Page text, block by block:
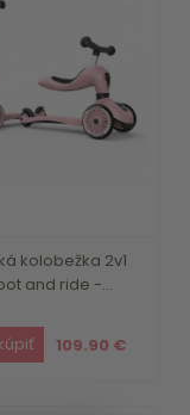
kolobežka 2v1
and ride -...
109.90 €